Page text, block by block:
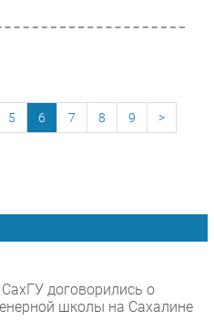
5 6 7 8 9 >
договорились о
школы на Сахалине